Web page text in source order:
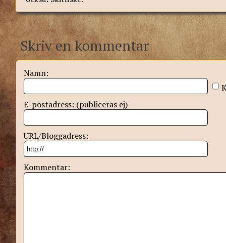
Skriv en kommentar
Namn:
E-postadress: (publiceras ej)
URL/Bloggadress:
Kommentar: